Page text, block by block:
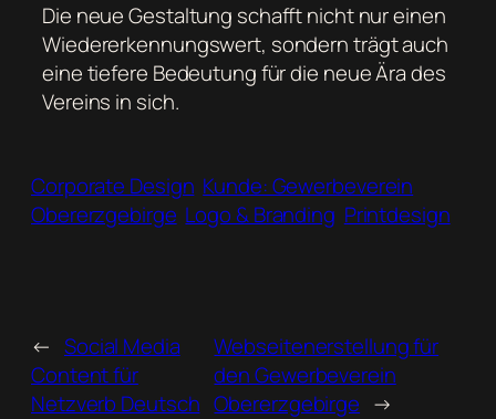
Die neue Gestaltung schafft nicht nur einen
Wiedererkennungswert, sondern trägt auch
eine tiefere Bedeutung für die neue Ära des
Vereins in sich.
Corporate Design Kunde: Gewerbeverein
Obererzgebirge Logo & Branding Printdesign
← Social Media
Content für
Netzverb Deutsch
Webseitenerstellung für
den Gewerbeverein
Obererzgebirge →